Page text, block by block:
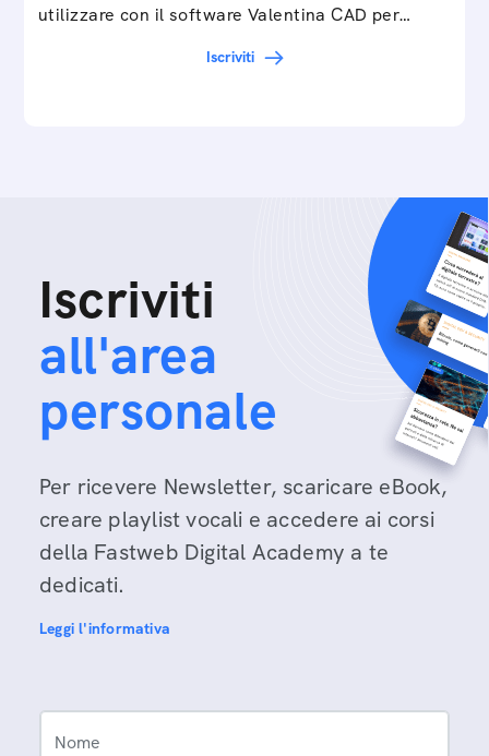
utilizzare con il software Valentina CAD per…
Iscriviti
Iscriviti
all'area
personale
Per ricevere Newsletter, scaricare eBook,
creare playlist vocali e accedere ai corsi
della Fastweb Digital Academy a te
dedicati.
Leggi l'informativa
Nome